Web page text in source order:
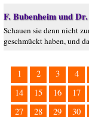
F. Bubenheim und
Schauen sie denn nicht
geschmückt haben, und
1 2 3 4
14
15 16 17
27
28 29 30